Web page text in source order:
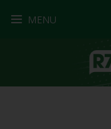
MENU